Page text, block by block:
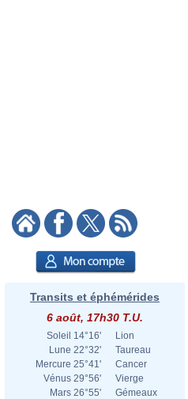
Transits et éphémérides
6 août, 17h30 T.U.
Soleil 14°16'
Lion
Lune 22°32'
Taureau
Mercure 25°41'
Cancer
Vénus 29°56'
Vierge
Mars 26°55'
Gémeaux